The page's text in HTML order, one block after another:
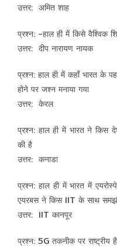
उत्तर: अमित शाह
प्रश्न: -हाल ही में किसे वैश्विक
उत्तर: दीप नारायण नायक
प्रश्न: हाल ही में कहाँ भारत के
होने पर जश्न मनाया गया
उत्तर: केरल
प्रश्न: हाल ही में भारत ने किस
की है
उत्तर: कनाडा
प्रश्न: हाल ही में भारत में
एयरबस ने किस IIT के साथ
उत्तर: IIT कानपूर
प्रश्न: 5G तकनीक पर राष्ट्रीय